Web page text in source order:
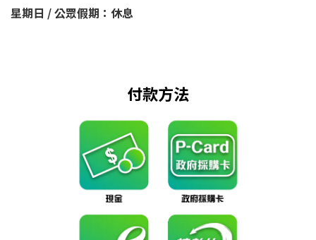
星期日 / 公眾假期：休息
付款方法